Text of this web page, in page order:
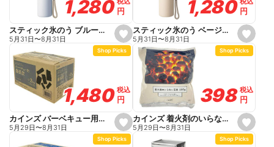
r
i
e
r
i
e
s
e
t
o
r
i
e
1,280
1,280円
円
スティック氷のう ブルー 140ml
5月31日〜8月31日
s
e
t
o
r
i
e
1,280
1,280 円
円
スティック氷のう ベージュ 140ml
5月31日〜8月31日
s
e
t
Shop Picks
1,480
1,480税込
税込
円
円
カインズ バーベキュー用備長炭 3~4人用 2kg
5月29日〜8月31日
s
e
t
Shop Picks
398
398 税込
税込
円
円
カインズ 着火剤のいらない 豆炭 屋外専用 500g
5月29日〜8月31日
Shop Picks Shop Picks